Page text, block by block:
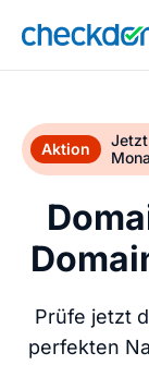
Aktion
Prüfe jetzt
perfekten